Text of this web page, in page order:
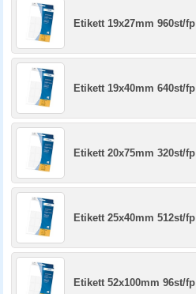
Etikett 19x27mm 960st/fp
Etikett 19x40mm 640st/fp
Etikett 20x75mm 320st/fp
Etikett 25x40mm 512st/fp
Etikett 52x100mm 96st/fp